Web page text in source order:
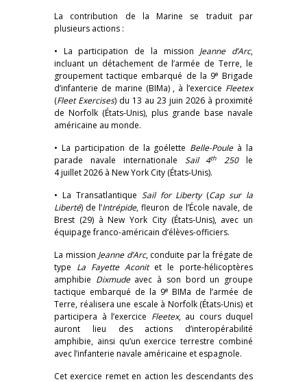
La contribution de la Marine se traduit par
plusieurs actions :
• La participation de la mission Jeanne d’Arc,
incluant un détachement de l’armée de Terre, le
groupement tactique embarqué de la 9eBrigade
d’infanterie de marine (BIMa) , à l’exercice Fleetex
(Fleet Exercises) du 13 au 23 juin 2026 à proximité
de Norfolk (États-Unis), plus grande base navale
américaine au monde.
• La participation de la goélette Belle-Pouleà la
parade navale internationale Sail 4th 250le
4 juillet 2026 à New York City (États-Unis).
• La Transatlantique Sail for Liberty(Cap sur la
Liberté) de l’Intrépide, fleuron de l’École navale, de
Brest (29) à New York City (États-Unis), avec un
équipage franco-américain d’élèves-officiers.
La mission Jeanne d’Arc, conduite par la frégate de
type La Fayette Aconitet le porte-hélicoptères
amphibie Dixmudeavec à son bord un groupe
tactique embarqué de la 9eBIMa de l’armée de
Terre, réalisera une escale à Norfolk (États-Unis) et
participera à l’exercice Fleetex, au cours duquel
auront lieu des actions d’interopérabilité
amphibie, ainsi qu’un exercice terrestre combiné
avec l’infanterie navale américaine et espagnole.
Cet exercice remet en action les descendants des